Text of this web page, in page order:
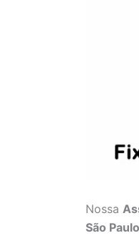
Nossa
São Paulo